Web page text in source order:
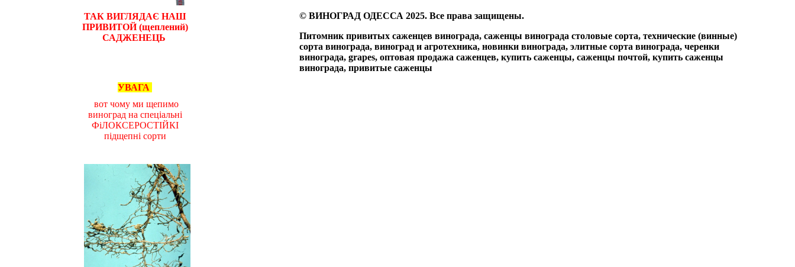
ТАК ВИГЛЯДАЄ НАШ
ПРИВИТОЙ (щеплений)
САДЖЕНЕЦЬ
УВАГА
вот чому ми щепимо
виноград на спеціальні
ФіЛОКСЕРОСТІЙКІ
підщепні сорти
© ВИНОГРАД ОДЕССА 2025. Все права защищены.
Питомник привитых саженцев винограда, саженцы винограда столовые сорта, технические (винные)
сорта винограда, виноград и агротехника, новинки винограда, элитные сорта винограда, черенки
винограда, grapes, оптовая продажа саженцев, купить саженцы, саженцы почтой, купить саженцы
винограда, привитые саженцы